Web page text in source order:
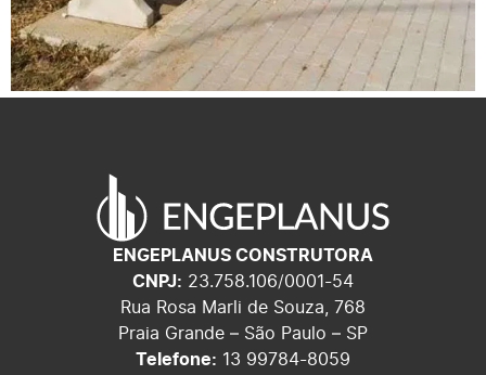
ENGEPLANUS CONSTRUTORA
CNPJ: 23.758.106/0001-54
Rua Rosa Marli de Souza, 768
Praia Grande – São Paulo – SP
Telefone: 13 99784-8059